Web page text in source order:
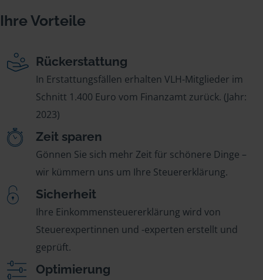
Ihre Vorteile
Rückerstattung
In Erstattungsfällen erhalten VLH-Mitglieder im
Schnitt 1.400 Euro vom Finanzamt zurück. (Jahr:
2023)
Zeit sparen
Gönnen Sie sich mehr Zeit für schönere Dinge –
wir kümmern uns um Ihre Steuererklärung.
Sicherheit
Ihre Einkommensteuererklärung wird von
Steuerexpertinnen und -experten erstellt und
geprüft.
Optimierung